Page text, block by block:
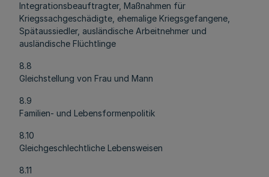
Integrationsbeauftragter, Maßnahmen für
Kriegssachgeschädigte, ehemalige Kriegsgefangene,
Spätaussiedler, ausländische Arbeitnehmer und
ausländische Flüchtlinge
8.8
Gleichstellung von Frau und Mann
8.9
Familien- und Lebensformenpolitik
8.10
Gleichgeschlechtliche Lebensweisen
8.11